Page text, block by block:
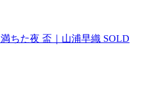
満ちた夜 盃｜山浦早織 SOLD